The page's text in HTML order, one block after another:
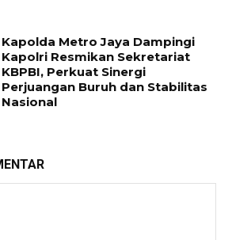
Kapolda Metro Jaya Dampingi
Kapolri Resmikan Sekretariat
KBPBI, Perkuat Sinergi
Perjuangan Buruh dan Stabilitas
Nasional